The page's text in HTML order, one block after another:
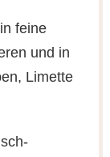
feine
und in
Limette